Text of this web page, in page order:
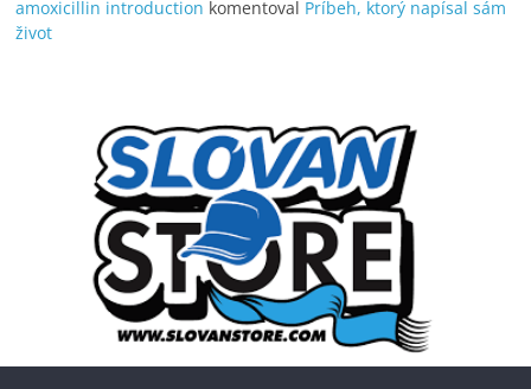
amoxicillin introduction komentoval Príbeh, ktorý napísal sám
život